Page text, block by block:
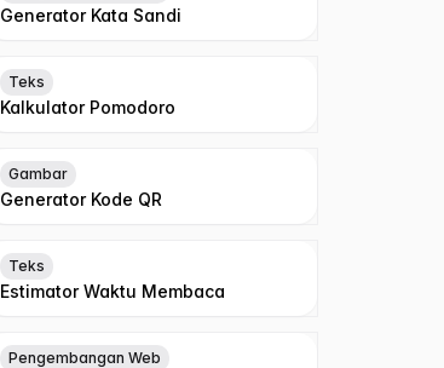
Generator Kata Sandi
Teks
Kalkulator Pomodoro
Gambar
Generator Kode QR
Teks
Estimator Waktu Membaca
Pengembangan Web